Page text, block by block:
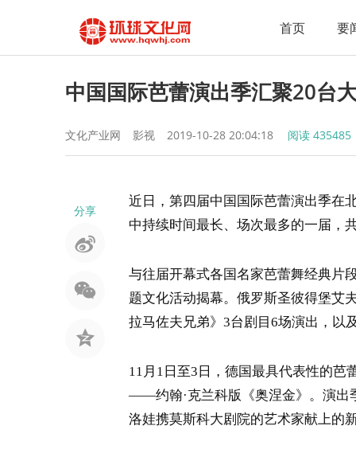
首页 要
分享
中国国际芭蕾演出季汇聚20台
文化产业网 影视 2019-10-28 20:04:18 阅读 435485
近日，第四届中国国际芭蕾演出季在
中持续时间最长、场次最多的一届，
与往届开幕式各国名家芭蕾舞经典片
题文化活动揭幕。俄罗斯圣彼得堡艾
拉马佐夫兄弟》3台剧目6场演出，以
11月1日至3日，德国最具代表性的芭
——约翰·克兰科版《奥涅金》。演出
洛娃携莫斯科大剧院的艺术家献上的